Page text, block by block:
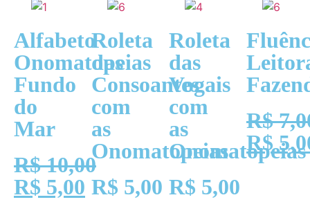
Alfabeto
Onomatopeias
Fundo
do
Mar
R$10,00
R$ 5,00
Roleta
das
Consoantes
com
as
Onomatopeias
R$ 5,00
Roleta
das
Vogais
com
as
Onomatopeias
R$ 5,00
R$
R$